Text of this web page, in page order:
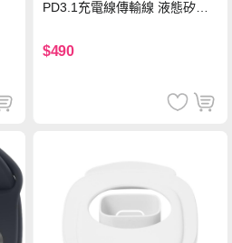
PD3.1充電線傳輸線 液態矽膠
機/平板/筆電
$490